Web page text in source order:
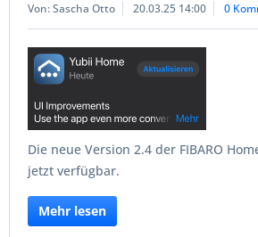
Von: Sascha Otto 20.03.25 14:00 0
Die neue Version 2.4 der FIBARO
jetzt verfügbar.
Mehr lesen